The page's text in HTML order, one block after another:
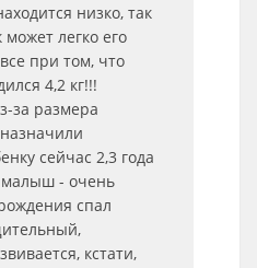
низко, так
может легко его
при том, что
4,2 кг!!!
за размера
сейчас 2,3 года
- очень
спал
кстати,